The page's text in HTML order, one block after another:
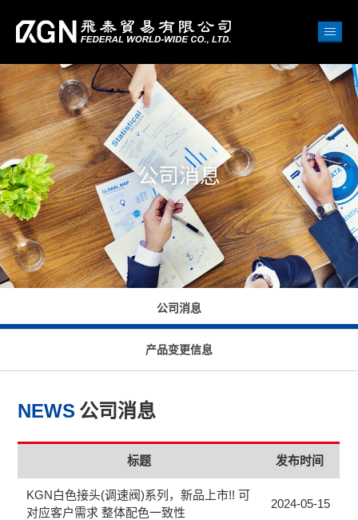
公司消息
公司消息
产品变更信息
NEWS 公司消息
标题 发布时间
KGN白色接头(调速阀)系列，新品上市!! 可
对应客户需求 整体配色一致性
2024-05-15